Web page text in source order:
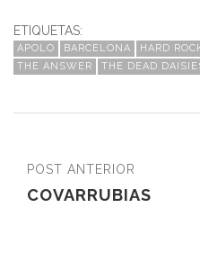
ETIQUETAS:
APOLO BARCELONA HARD
THE ANSWER
THE DEAD
POST ANTERIOR
COVARRUBIAS